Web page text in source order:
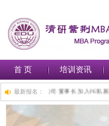
首 页 培训资讯
最新报名：
圳***金融集团有限公司 董事长 加入